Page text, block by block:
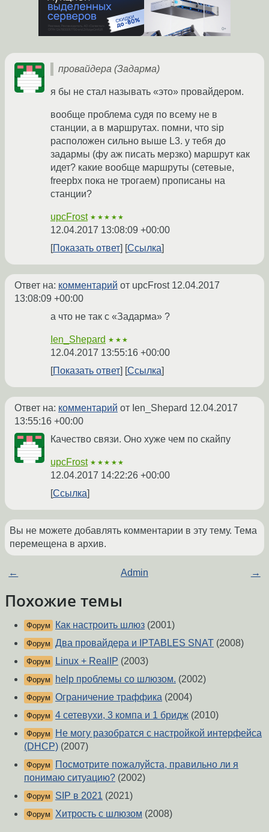
провайдера (Задарма)
я бы не стал называть «это» провайдером.
вообще проблема судя по всему не в
станции, а в маршрутах. помни, что sip
расположен сильно выше L3. у тебя до
задармы (фу аж писать мерзко) маршрут как
идет? какие вообще маршруты (сетевые,
freepbx пока не трогаем) прописаны на
станции?
upcFrost ★★★★★
12.04.2017 13:08:09 +00:00
Показать ответ
Ссылка
Ответ на: комментарий от upcFrost 12.04.2017
13:08:09 +00:00
а что не так с «Задарма» ?
Ien_Shepard ★★★
12.04.2017 13:55:16 +00:00
Показать ответ
Ссылка
Ответ на: комментарий от Ien_Shepard 12.04.2017
13:55:16 +00:00
Качество связи. Оно хуже чем по скайпу
upcFrost ★★★★★
12.04.2017 14:22:26 +00:00
Ссылка
Вы не можете добавлять комментарии в эту тему. Тема
перемещена в архив.
← Admin →
Похожие темы
Форум Как настроить шлюз (2001)
Форум Два провайдера и IPTABLES SNAT (2008)
Форум Linux + RealIP (2003)
Форум help проблемы со шлюзом. (2002)
Форум Ограничение траффика (2004)
Форум 4 сетевухи, 3 компа и 1 бридж (2010)
Форум
Не могу разобратся с настройкой интерфейса
(DHCP) (2007)
Форум
Посмотрите пожалуйста, правильно ли я
понимаю ситуацию? (2002)
Форум SIP в 2021 (2021)
Форум Хитрость с шлюзом (2008)